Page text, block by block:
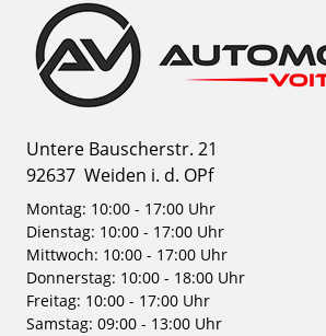
Untere Bauscherstr. 21
92637 Weiden i. d. OPf
Montag: 10:00 - 17:00 Uhr
Dienstag: 10:00 - 17:00 Uhr
Mittwoch: 10:00 - 17:00 Uhr
Donnerstag: 10:00 - 18:00 Uhr
Freitag: 10:00 - 17:00 Uhr
Samstag: 09:00 - 13:00 Uhr